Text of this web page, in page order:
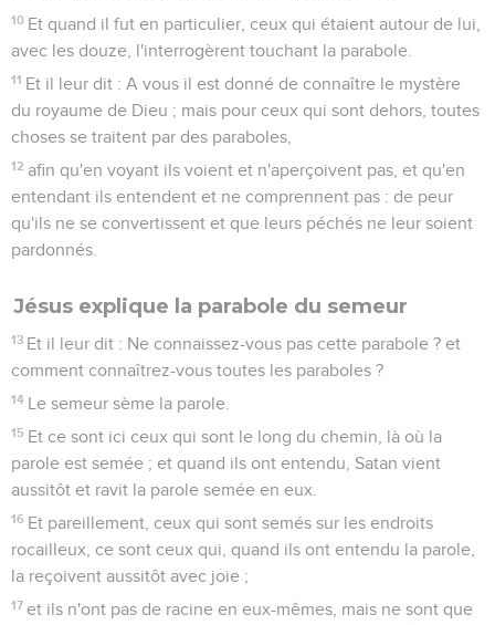
10 Et quand il fut en particulier, ceux qui étaient autour de lui,
avec les douze, l'interrogèrent touchant la parabole.
11 Et il leur dit : A vous il est donné de connaître le mystère
du royaume de Dieu ; mais pour ceux qui sont dehors, toutes
choses se traitent par des paraboles,
12 afin qu'en voyant ils voient et n'aperçoivent pas, et qu'en
entendant ils entendent et ne comprennent pas : de peur
qu'ils ne se convertissent et que leurs péchés ne leur soient
pardonnés.
Jésus explique la parabole du semeur
13 Et il leur dit : Ne connaissez-vous pas cette parabole ? et
comment connaîtrez-vous toutes les paraboles ?
14 Le semeur sème la parole.
15 Et ce sont ici ceux qui sont le long du chemin, là où la
parole est semée ; et quand ils ont entendu, Satan vient
aussitôt et ravit la parole semée en eux.
16 Et pareillement, ceux qui sont semés sur les endroits
rocailleux, ce sont ceux qui, quand ils ont entendu la parole,
la reçoivent aussitôt avec joie ;
17 et ils n'ont pas de racine en eux-mêmes, mais ne sont que